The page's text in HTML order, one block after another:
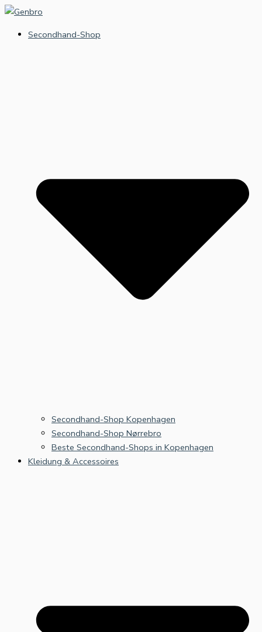
Zum
springenSecondhand-Shop
Secondhand-Shop Kopenhagen
Secondhand-Shop Nørrebro
Beste Secondhand-Shops in Kopenhagen
Kleidung & Accessoires